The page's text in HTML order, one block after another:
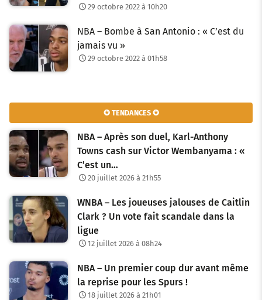
29 octobre 2022 à 10h20
NBA – Bombe à San Antonio : « C’est du
jamais vu »
29 octobre 2022 à 01h58
✪ TENDANCES ✪
NBA – Après son duel, Karl-Anthony
Towns cash sur Victor Wembanyama : «
C’est un…
20 juillet 2026 à 21h55
WNBA – Les joueuses jalouses de Caitlin
Clark ? Un vote fait scandale dans la
ligue
12 juillet 2026 à 08h24
NBA – Un premier coup dur avant même
la reprise pour les Spurs !
18 juillet 2026 à 21h01